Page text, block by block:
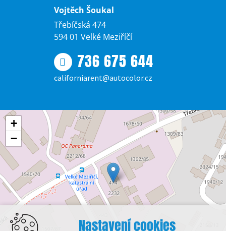
Vojtěch Šoukal
Třebíčská 474
594 01 Velké Meziříčí
736 675 644
californiarent@autocolor.cz
+
−
Nastavení cookies